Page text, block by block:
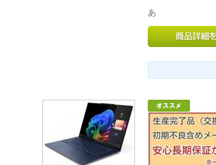
ますようよろしくお願いいたし
◇◆◇正式オープンいたし
いらっしゃいませ! ご来店あり
するデジタルグッズをご家庭
ますが、どうぞよろしくお願い
2012年03月30日
あ